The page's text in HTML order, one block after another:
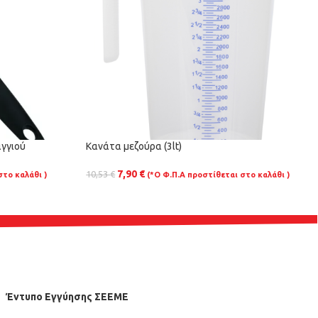
καλάθι )
Κανάτα μεζούρα (3lt)
10,53€ 7,90 € (*Ο Φ.Π.Α προστίθεται στο καλάθι )
Έντυπο Εγγύησης ΣΕΕΜΕ